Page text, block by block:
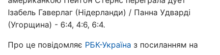
Ізабель Гаверлаг (Нідерланди) / Панна Удварді
(Угорщина) - 6:4, 4:6, 6:4.
Про це повідомляє РБК-Україна з посиланням на